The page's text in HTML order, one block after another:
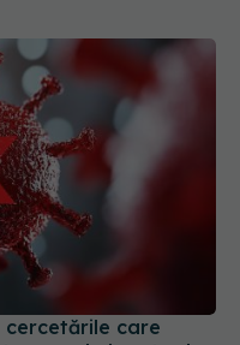
care
legate de